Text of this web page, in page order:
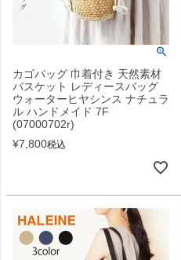
カゴバッグ 巾着付き 天然素材
バスケット レディースバッグ
ウォーターヒヤシンス ナチュラ
ル ハンドメイド 7F
(07000702r)
¥7,800税込